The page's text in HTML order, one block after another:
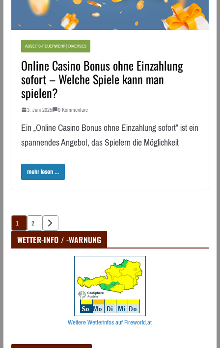
ABSEITS-FEUERWEHR | DIVERSES
Online Casino Bonus ohne Einzahlung
sofort – Welche Spiele kann man
spielen?
3. Juni 2025 0 Kommentare
Ein „Online Casino Bonus ohne Einzahlung sofort“ ist ein
spannendes Angebot, das Spielern die Möglichkeit
mehr lesen ...
Seitennummerierung
der
1 2
WETTER-INFO / -WARNUNG
Weitere Wetterinfos auf Fireworld.at